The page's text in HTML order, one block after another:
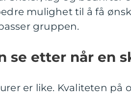
mulighet til å få
gruppen.
se etter når en
er like. Kvaliteten på